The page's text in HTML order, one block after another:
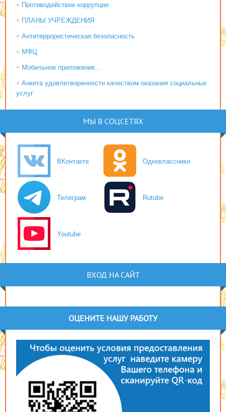
Противодействие коррупции
ПЛАНЫ УЧРЕЖДЕНИЯ
Антитеррористическая безопасность
МФЦ
Мобильное приложение...
Анкета удовлетворенности качеством оказания социальных
услуг
МЫ В СОЦСЕТЯХ
ВКонтакте Одноклассники
Телеграм Rutube
Youtube
ВХОД НА САЙТ
ОЦЕНИТЕ НАШУ РАБОТУ